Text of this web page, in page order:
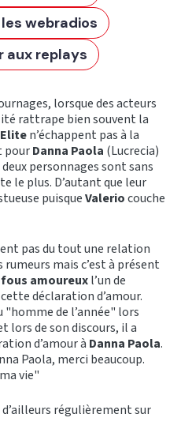
webradios
aux replays
lorsque des acteurs
rattrape bien souvent la
Eliten’échappent pas à la
pourDanna Paola (Lucrecia)
personnages sont sans
le plus. D’autant que leur
puisqueValeriocouche
pas du tout une relation
rumeurs mais c’est à présent
amoureuxl’un de
déclaration d’amour.
"homme de l’année" lors
lors de son discours, il a
d’amour à Danna Paola.
Paola, merci beaucoup.
vie"
d’ailleurs régulièrement sur